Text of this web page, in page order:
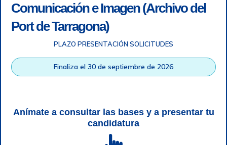
Autoridad Portuaria de Tarragona © Todos los derechos
Diseño Web Responsive
| HTML 5 | CSS 3 |
Comunicación e Imagen (Archivo del
Port de Tarragona)
PLAZO PRESENTACIÓN SOLICITUDES
Finaliza el 30 de septiembre de 2026
Anímate a consultar las bases y a presentar tu
candidatura